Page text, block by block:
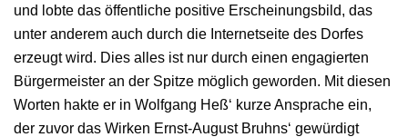
und lobte das öffentliche positive Erscheinungsbild, das
unter anderem auch durch die Internetseite des Dorfes
erzeugt wird. Dies alles ist nur durch einen engagierten
Bürgermeister an der Spitze möglich geworden. Mit diesen
Worten hakte er in Wolfgang Heß‘ kurze Ansprache ein,
der zuvor das Wirken Ernst-August Bruhns‘ gewürdigt